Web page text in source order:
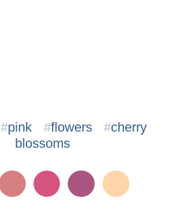
#pink #flowers #cherry
blossoms